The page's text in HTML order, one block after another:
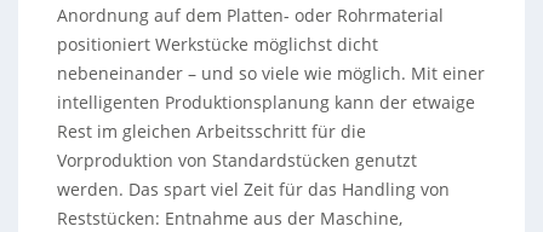
Anordnung auf dem Platten- oder Rohrmaterial
positioniert Werkstücke möglichst dicht
nebeneinander – und so viele wie möglich. Mit einer
intelligenten Produktionsplanung kann der etwaige
Rest im gleichen Arbeitsschritt für die
Vorproduktion von Standardstücken genutzt
werden. Das spart viel Zeit für das Handling von
Reststücken: Entnahme aus der Maschine,